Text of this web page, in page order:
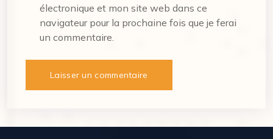
électronique et mon site web dans ce
navigateur pour la prochaine fois que je ferai
un commentaire.